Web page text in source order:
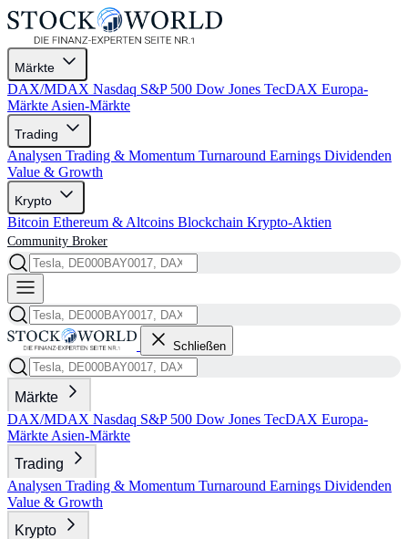
Märkte
DAX/MDAX Nasdaq S&P 500 Dow Jones TecDAX Europa-
Märkte Asien-Märkte
Trading
Analysen Trading & Momentum Turnaround Earnings Dividenden
Value & Growth
Krypto
Bitcoin Ethereum & Altcoins Blockchain Krypto-Aktien
Community Broker
Schließen
Märkte
DAX/MDAX Nasdaq S&P 500 Dow Jones TecDAX Europa-
Märkte Asien-Märkte
Trading
Analysen Trading & Momentum Turnaround Earnings Dividenden
Value & Growth
Krypto